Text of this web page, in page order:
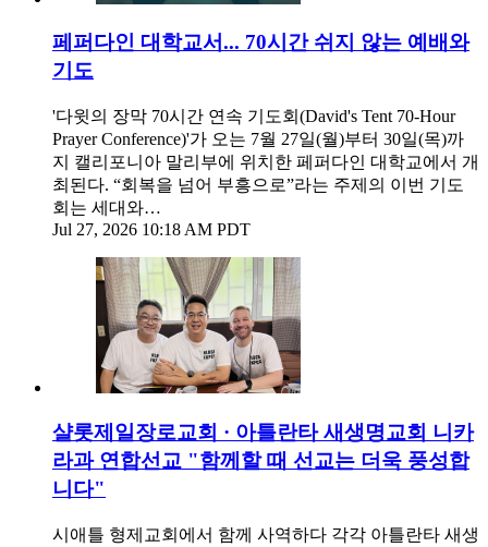
페퍼다인 대학교서... 70시간 쉬지 않는 예배와
기도
'다윗의 장막 70시간 연속 기도회(David's Tent 70-Hour
Prayer Conference)'가 오는 7월 27일(월)부터 30일(목)까
지 캘리포니아 말리부에 위치한 페퍼다인 대학교에서 개
최된다. “회복을 넘어 부흥으로”라는 주제의 이번 기도
회는 세대와…
Jul 27, 2026 10:18 AM PDT
샬롯제일장로교회 · 아틀란타 새생명교회 니카
라과 연합선교 "함께할 때 선교는 더욱 풍성합
니다"
시애틀 형제교회에서 함께 사역하다 각각 아틀란타 새생